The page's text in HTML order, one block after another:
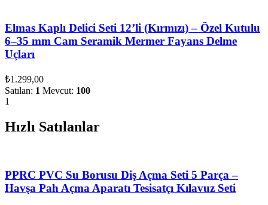
Elmas Kaplı Delici Seti 12’li (Kırmızı) – Özel Kutulu
6–35 mm Cam Seramik Mermer Fayans Delme
Uçları
₺1.299,00
Satılan: 1 Mevcut: 100
1
Hızlı Satılanlar
PPRC PVC Su Borusu Diş Açma Seti 5 Parça –
Havşa Pah Açma Aparatı Tesisatçı Kılavuz Seti